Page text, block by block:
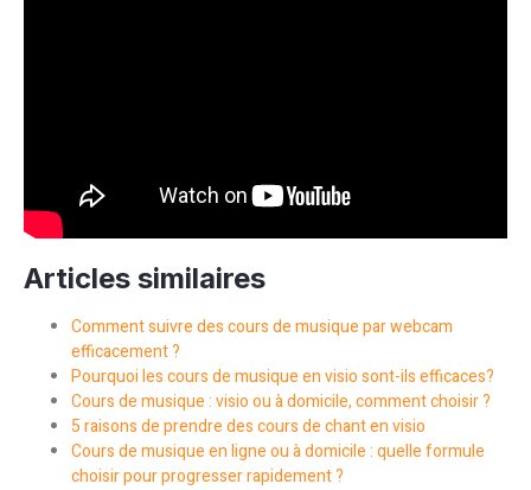
Articles similaires
Comment suivre des cours de musique par webcam
efficacement ?
Pourquoi les cours de musique en visio sont-ils efficaces?
Cours de musique : visio ou à domicile, comment choisir ?
5 raisons de prendre des cours de chant en visio
Cours de musique en ligne ou à domicile : quelle formule
choisir pour progresser rapidement ?